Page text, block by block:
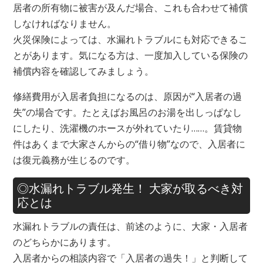
居者の所有物に被害が及んだ場合、これも合わせて補償
しなければなりません。
火災保険によっては、水漏れトラブルにも対応できるこ
とがあります。気になる方は、一度加入している保険の
補償内容を確認してみましょう。
修繕費用が入居者負担になるのは、原因が“入居者の過
失”の場合です。たとえばお風呂のお湯を出しっぱなし
にしたり、洗濯機のホースが外れていたり……。賃貸物
件はあくまで大家さんからの“借り物”なので、入居者に
は復元義務が生じるのです。
◎水漏れトラブル発生！ 大家が取るべき対
応とは
水漏れトラブルの責任は、前述のように、大家・入居者
のどちらかにあります。
入居者からの相談内容で「入居者の過失！」と判断して